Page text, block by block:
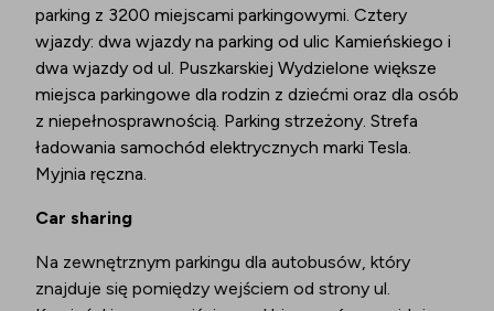
parking z 3200 miejscami parkingowymi. Cztery
wjazdy: dwa wjazdy na parking od ulic Kamieńskiego i
dwa wjazdy od ul. Puszkarskiej Wydzielone większe
miejsca parkingowe dla rodzin z dziećmi oraz dla osób
z niepełnosprawnością. Parking strzeżony. Strefa
ładowania samochód elektrycznych marki Tesla.
Myjnia ręczna.
Car sharing
Na zewnętrznym parkingu dla autobusów, który
znajduje się pomiędzy wejściem od strony ul.